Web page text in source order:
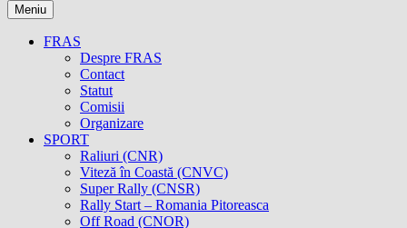
Meniu
FRAS
Despre FRAS
Contact
Statut
Comisii
Organizare
SPORT
Raliuri (CNR)
Viteză în Coastă (CNVC)
Super Rally (CNSR)
Rally Start – Romania Pitoreasca
Off Road (CNOR)